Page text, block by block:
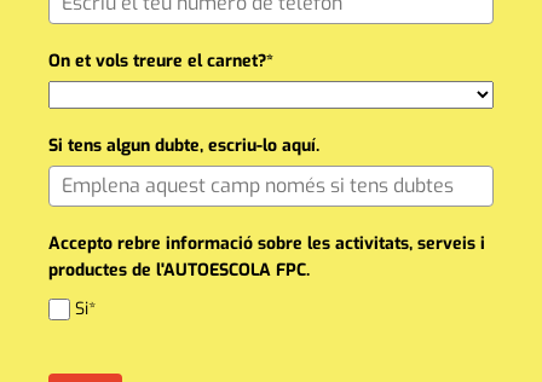
On et vols treure el carnet?*
Si tens algun dubte, escriu-lo aquí.
Accepto rebre informació sobre les activitats, serveis i
productes de l'AUTOESCOLA FPC.
Si*